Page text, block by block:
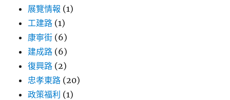
展覽情報 (1)
工建路 (1)
康寧街 (6)
建成路 (6)
復興路 (2)
忠孝東路 (20)
政策福利 (1)